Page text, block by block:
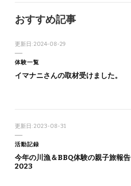
おすすめ記事
更新日:2024-08-29
体験一覧
イマナニさんの取材受けました。
更新日:2023-08-31
活動記録
今年の川漁＆BBQ体験の親子旅報告
2023